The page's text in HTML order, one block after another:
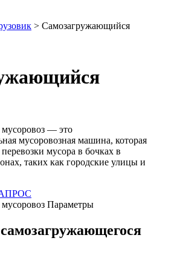
> Самозагружающийся
— это
мусоровозная машина, которая
мусора в бочках в
таких как городские улицы и
Параметры